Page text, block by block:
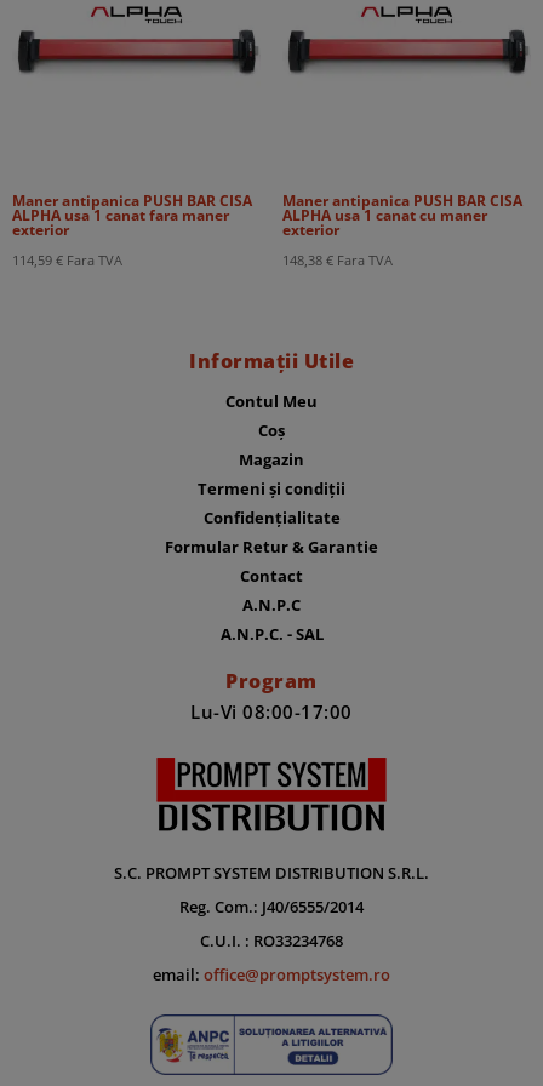
Maner antipanica PUSH BAR CISA
ALPHA usa 1 canat fara maner
exterior
114,59 € Fara TVA
Maner antipanica PUSH BAR CISA
ALPHA usa 1 canat cu maner
exterior
148,38 € Fara TVA
Informații Utile
Contul Meu
Coș
Magazin
Termeni și condiții
Confidențialitate
Formular Retur & Garantie
Contact
A.N.P.C
A.N.P.C. - SAL
Program
Lu-Vi 08:00-17:00
S.C. PROMPT SYSTEM DISTRIBUTION S.R.L.
Reg. Com.: J40/6555/2014
C.U.I. : RO33234768
email: office@promptsystem.ro